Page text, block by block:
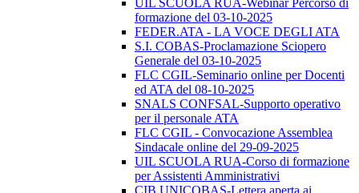
UIL SCUOLA RUA-Webinar Percorso di
formazione del 03-10-2025
FEDER.ATA - LA VOCE DEGLI ATA
S.I. COBAS-Proclamazione Sciopero
Generale del 03-10-2025
FLC CGIL-Seminario online per Docenti
ed ATA del 08-10-2025
SNALS CONFSAL-Supporto operativo
per il personale ATA
FLC CGIL - Convocazione Assemblea
Sindacale online del 29-09-2025
UIL SCUOLA RUA-Corso di formazione
per Assistenti Amministrativi